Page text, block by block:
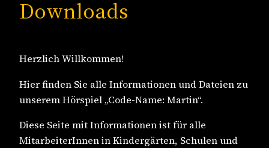
Downloads
Herzlich Willkommen!
Hier finden Sie alle Informationen und Dateien zu
unserem Hörspiel „Code-Name: Martin“.
Diese Seite mit Informationen ist für alle
MitarbeiterInnen in Kindergärten, Schulen und